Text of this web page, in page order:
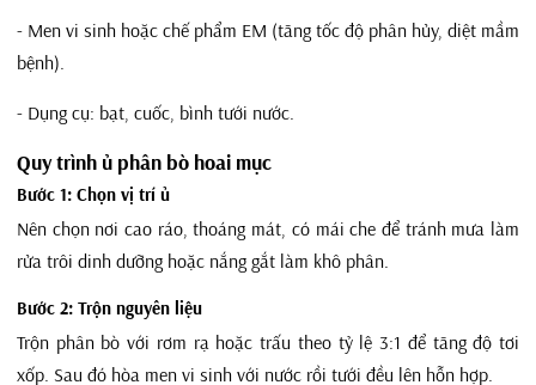
- Men vi sinh hoặc chế phẩm EM (tăng tốc độ phân hủy, diệt mầm
bệnh).
- Dụng cụ: bạt, cuốc, bình tưới nước.
Quy trình ủ phân bò hoai mục
Bước 1: Chọn vị trí ủ
Nên chọn nơi cao ráo, thoáng mát, có mái che để tránh mưa làm
rửa trôi dinh dưỡng hoặc nắng gắt làm khô phân.
Bước 2: Trộn nguyên liệu
Trộn phân bò với rơm rạ hoặc trấu theo tỷ lệ 3:1 để tăng độ tơi
xốp. Sau đó hòa men vi sinh với nước rồi tưới đều lên hỗn hợp.